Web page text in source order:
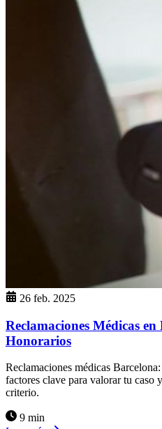
26 feb. 2025
Reclamaciones Médicas
Honorarios
Reclamaciones médicas
factores clave para valorar tu caso
criterio.
9 min